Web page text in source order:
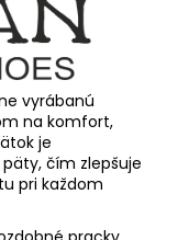
vyrábanú
na komfort,
je
čím zlepšuje
pri každom